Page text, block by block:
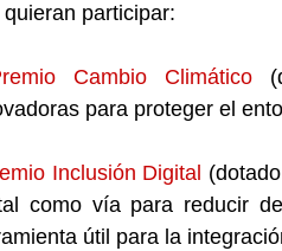
participar:
Cambio Climático
para proteger el
Inclusión Digital
como vía para reducir
útil para la